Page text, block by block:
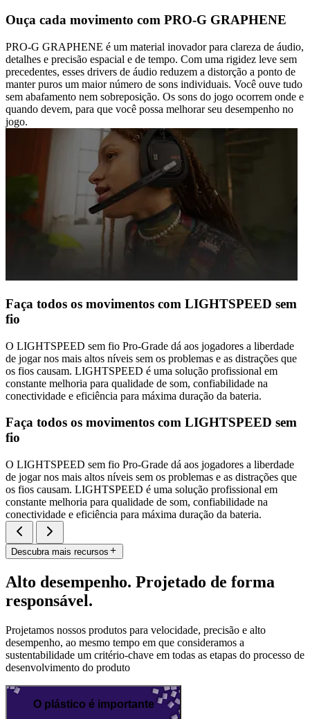
Ouça cada movimento com PRO-G GRAPHENE
PRO-G GRAPHENE é um material inovador para clareza de áudio,
detalhes e precisão espacial e de tempo. Com uma rigidez leve sem
precedentes, esses drivers de áudio reduzem a distorção a ponto de
manter puros um maior número de sons individuais. Você ouve tudo
sem abafamento nem sobreposição. Os sons do jogo ocorrem onde e
quando devem, para que você possa melhorar seu desempenho no
jogo.
Faça todos os movimentos com LIGHTSPEED sem
fio
O LIGHTSPEED sem fio Pro-Grade dá aos jogadores a liberdade
de jogar nos mais altos níveis sem os problemas e as distrações que
os fios causam. LIGHTSPEED é uma solução profissional em
constante melhoria para qualidade de som, confiabilidade na
conectividade e eficiência para máxima duração da bateria.
Faça todos os movimentos com LIGHTSPEED sem
fio
O LIGHTSPEED sem fio Pro-Grade dá aos jogadores a liberdade
de jogar nos mais altos níveis sem os problemas e as distrações que
os fios causam. LIGHTSPEED é uma solução profissional em
constante melhoria para qualidade de som, confiabilidade na
conectividade e eficiência para máxima duração da bateria.
Descubra mais recursos
Alto desempenho. Projetado de forma
responsável.
Projetamos nossos produtos para velocidade, precisão e alto
desempenho, ao mesmo tempo em que consideramos a
sustentabilidade um critério-chave em todas as etapas do processo de
desenvolvimento do produto
O plástico é importante